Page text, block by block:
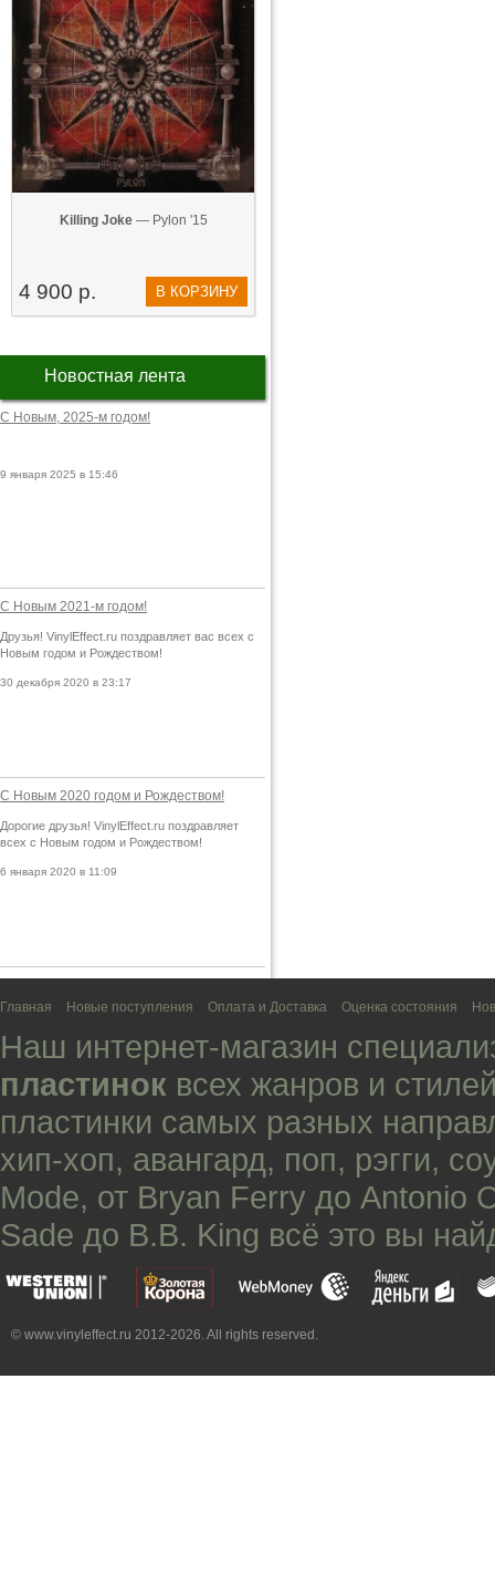
Killing Joke— Pylon '15
4 900 р. В КОРЗИНУ
Новостная лента
С Новым, 2025-м годом!
9 января 2025 в 15:46
С Новым 2021-м годом!
Друзья! VinylEffect.ru поздравляет вас всех с
Новым годом и Рождеством!
30 декабря 2020 в 23:17
С Новым 2020 годом и Рождеством!
Дорогие друзья! VinylEffect.ru поздравляет
всех с Новым годом и Рождеством!
6 января 2020 в 11:09
Главная Новые поступления Оплата и Доставка Оценка состояния
Наш интернет-магазин
пластинок всех жанров и
пластинки самых разных
хип-хоп, авангард, поп, рэгги,
Mode, от Bryan Ferry до Antonio
Sade до B.B. King всё это вы
© www.vinyleffect.ru 2012-2026. All rights reserved.